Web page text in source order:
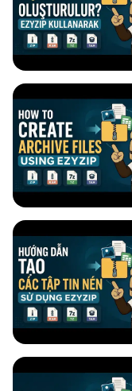
Твиттер: https://
Фейсбук: https://